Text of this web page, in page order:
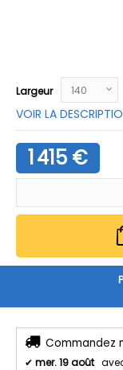
Largeur
VOIR LA
1 415 €
Commandez
✔ mer. 19 août